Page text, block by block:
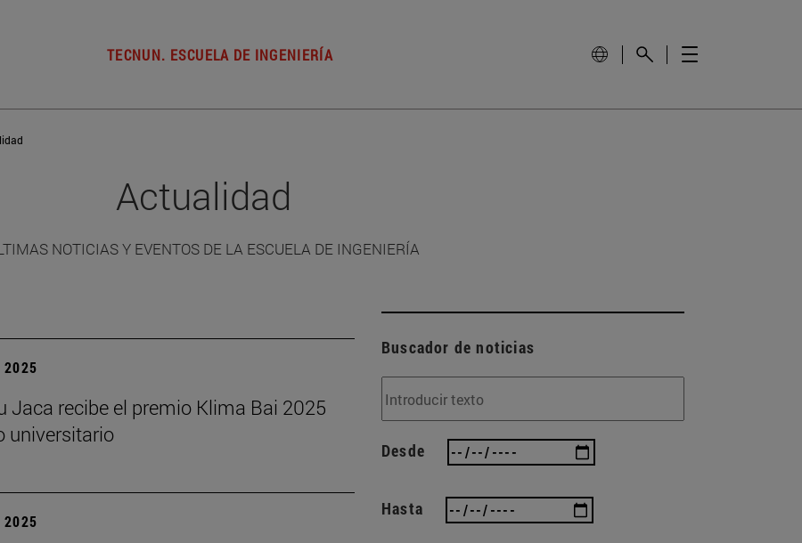
TECNUN. ESCUELA DE INGENIERÍA
Actualidad
NOTICIAS Y EVENTOS DE LA ESCUELA DE INGENIERÍA
Jaca recibe el premio Klima Bai 2025
universitario
Buscador de noticias
Desde
Hasta